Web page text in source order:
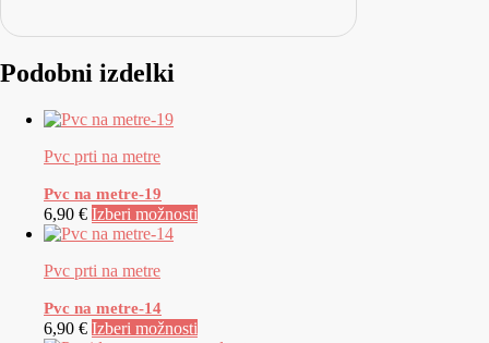
Podobni izdelki
Pvc prti na metre
Pvc na metre-19
6,90 € Izberi možnosti
Pvc prti na metre
Pvc na metre-14
6,90 € Izberi možnosti